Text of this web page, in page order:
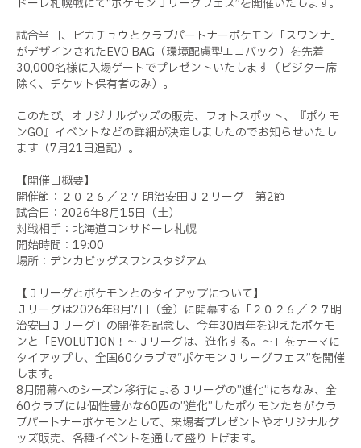
試合当日、ピカチュウとクラブパートナーポケモン「スワンナ」
がデザインされたEVO BAG（環境配慮型エコバック）を先着
30,000名様に入場ゲートでプレゼントいたします（ビジター席
除く、チケット保有者のみ）。
このたび、オリジナルグッズの販売、フォトスポット、『ポケモ
ンGO』イベントなどの詳細が決定しましたのでお知らせいたし
ます（7月21日追記）。
【開催日概要】
開催節：２０２６／２７ 明治安田Ｊ２リーグ 第2節
試合日：2026年8月15日（土）
対戦相手：北海道コンサドーレ札幌
開始時間：19:00
場所：デンカビッグスワンスタジアム
【Ｊリーグとポケモンとのタイアップについて】
Ｊリーグは2026年8月7日（金）に開幕する「２０２６／２７明
治安田Ｊリーグ」の開催を記念し、今年30周年を迎えたポケモ
ンと「EVOLUTION！～Ｊリーグは、進化する。～」をテーマに
タイアップし、全国60クラブで“ポケモンＪリーグフェス”を開催
します。
8月開幕へのシーズン移行によるＪリーグの”進化”にちなみ、全
60クラブには個性豊かな60匹の”進化”したポケモンたちがクラ
ブパートナーポケモンとして、来場者プレゼントやオリジナルグ
ッズ販売、各種イベントを通して盛り上げます。